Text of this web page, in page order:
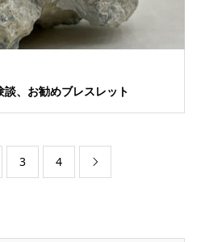
、お勧めブレスレット
3 4 